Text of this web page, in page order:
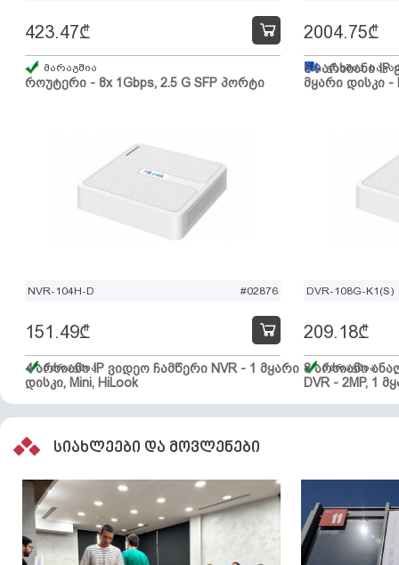
როუტერი - 8x 1Gbps, 2.5 G SFP პორტი
423.47₾
მარაგშია
64 არხიანი IP
მყარი დისკი -
2004.75₾
გზაშია,
NVR-104H-D #02876
4 არხიანი IP ვიდეო ჩამწერი NVR - 1 მყარი
დისკი, Mini, HiLook
151.49₾
მარაგშია
DVR-108G-K1(S)
8 არხიანი
DVR - 2MP, 1
209.18₾
მარაგშია
სიახლეები და მოვლენები